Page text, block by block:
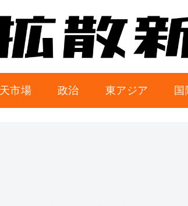
市場 政治 東アジア 国